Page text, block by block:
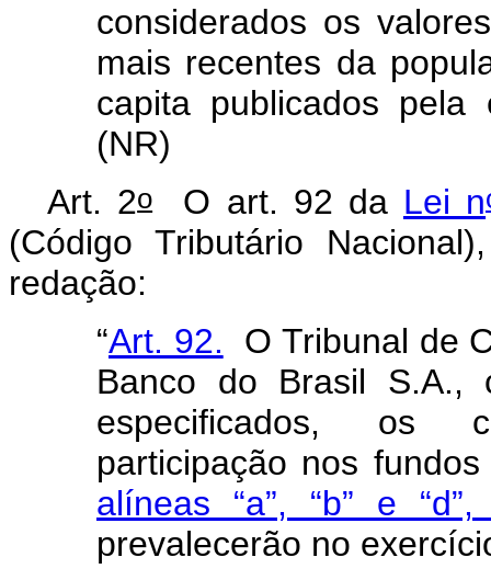
considerados os
mais recentes da
capita publicados pela
(NR)
Art. 2oO art. 92 da Lei n
(Código Tributário
redação:
“Art. 92. O Tribunal de
Banco do Brasil S.A.,
especificados, os
participação nos
alíneas “a”, “b” e
prevalecerão no